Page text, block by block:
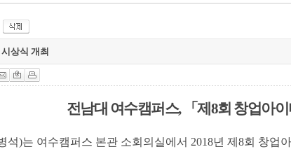
상식 개최
전남대 여수캠퍼스, 「제 8회 창업아
석)는 여수캠퍼스 본관 소회의실에서 2018년 제 8회 창업